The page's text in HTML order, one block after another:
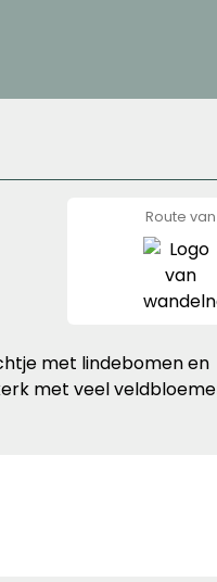
Route van
met lindebomen en
met veel